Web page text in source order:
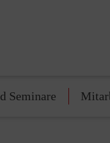
Seminare